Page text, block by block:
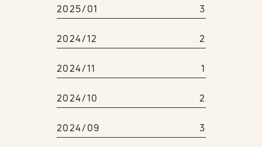
2025/01 3
2024/12 2
2024/11 1
2024/10 2
2024/09 3